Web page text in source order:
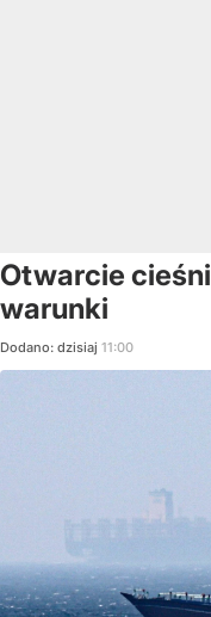
Otwarcie
warunki
Dodano: dzisiaj 11:00